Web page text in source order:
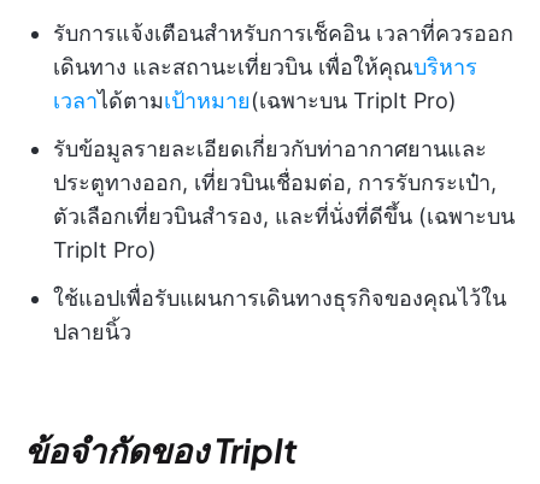
รับการแจ้งเตือนสำหรับการเช็คอิน เวลาที่ควรออก
เดินทาง และสถานะเที่ยวบิน เพื่อให้คุณบริหาร
เวลาได้ตามเป้าหมาย(เฉพาะบน TripIt Pro)
รับข้อมูลรายละเอียดเกี่ยวกับท่าอากาศยานและ
ประตูทางออก, เที่ยวบินเชื่อมต่อ, การรับกระเป๋า,
ตัวเลือกเที่ยวบินสำรอง, และที่นั่งที่ดีขึ้น (เฉพาะบน
TripIt Pro)
ใช้แอปเพื่อรับแผนการเดินทางธุรกิจของคุณไว้ใน
ปลายนิ้ว
ข้อจำกัดของ TripIt